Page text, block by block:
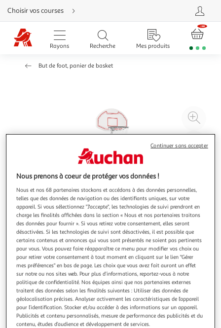
Aller
directement
au
contenu
Aller
directement
Aller
d'aide
Choisir vos courses
Rayons Recherche Mes produits
But de foot, panier de basket
à
Illustration
précédente
Illustration
suivante
HOMCOM
Panier de basket-ball sur pied avec poteau panneau,
base de lestage sur roulettes hauteur réglable 1,9 - 2,5
m noir blanc
Ce panneau de basketball sera idéal pour tous les
amateurs et inconditionnels du basket. À la fois grand avec
Nous prenons à coeur de protéger vos données !
Nous et nos 68 partenaires stockons et accédons à des données personnelles,
telles que des données de navigation ou des identifiants uniques, sur votre
appareil. Si vous sélectionnez "J'accepte", les technologies de suivi prendront en
charge les finalités affichées dans la section « Nous et nos partenaires traitons
des données pour fournir ». Si vous retirez votre consentement, elles seront
désactivées. Si les technologies de suivi sont désactivées, il est possible que
certains contenus et annonces qui vous sont présentés ne soient pas pertinents
pour vous. Vous pouvez faire réapparaître ce menu pour modifier vos choix ou
pour retirer votre consentement à tout moment en cliquant sur le lien "Gérer
mes préférences" en bas de page. Les choix que vous avez fait auront un effet
sur notre ou nos sites web. Pour plus d’informations, reportez-vous à notre
politique de confidentialité. Nos équipes ainsi que nos partenaires externes
traitent des données selon les finalités suivantes : Utiliser des données de
géolocalisation précises. Analyser activement les caractéristiques de l’appareil
pour l’identification. Stocker et/ou accéder à des informations sur un appareil.
Publicités et contenu personnalisés, mesure de performance des publicités et du
contenu, études d’audience et développement de services.
Continuer sans accepter